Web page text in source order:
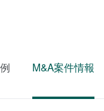
M&A案件情報